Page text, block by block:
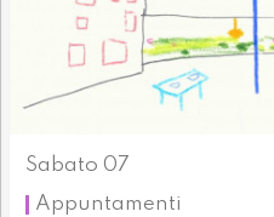
Sabato 07
Appuntamenti